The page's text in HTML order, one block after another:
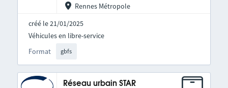
Rennes Métropole
créé le 21/01/2025
Format gbfs
Véhicules en libre-service
Réseau urbain STAR